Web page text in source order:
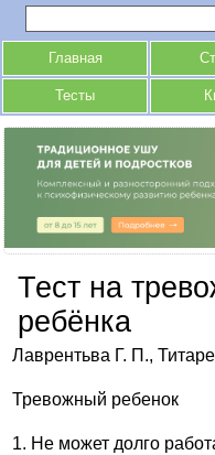
Главная
Тесты
Тест на
ребёнка
Лаврентьва Г. П.,
Тревожный ребенок
1. Не может долго